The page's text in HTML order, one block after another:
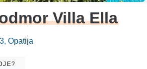
Villa Ella
Opatija